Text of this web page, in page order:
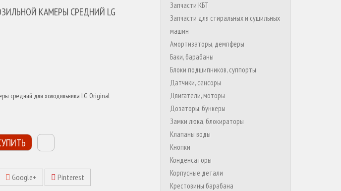
КАМЕРЫ СРЕДНИЙ LG
средний для холодильника LG Original
Google+ Pinterest
Запчасти КБТ
Запчасти для стиральных и сушильных
машин
Амортизаторы, демпферы
Баки, барабаны
Блоки подшипников, суппорты
Датчики, сенсоры
Двигатели, моторы
Дозаторы, бункеры
Замки люка, блокираторы
Клапаны воды
Кнопки
Конденсаторы
Корпусные детали
Крестовины барабана